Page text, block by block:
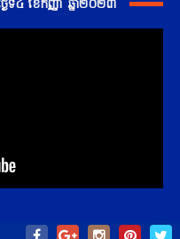
៤ ខែកញ្ញា ឆ្នាំ២០២៣